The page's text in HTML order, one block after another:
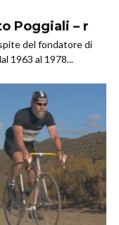
Poggiali – r
del fondatore di
1963 al 1978...